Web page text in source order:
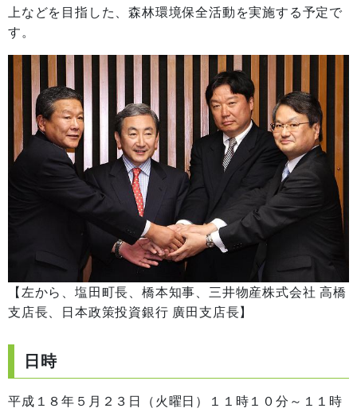
上などを目指した、森林環境保全活動を実施する予定で
す。
【左から、塩田町長、橋本知事、三井物産株式会社 高橋
支店長、日本政策投資銀行 廣田支店長】
日時
平成１８年５月２３日（火曜日）１１時１０分～１１時